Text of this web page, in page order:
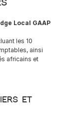
Local GAAP
les 10
ainsi
africains et
et